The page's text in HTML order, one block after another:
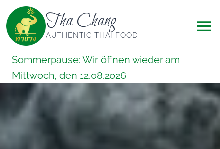
Zum
Inhalt
springen
Tha Chang
AUTHENTIC THAI FOOD
Sommerpause: Wir öffnen wieder am
Mittwoch, den 12.08.2026